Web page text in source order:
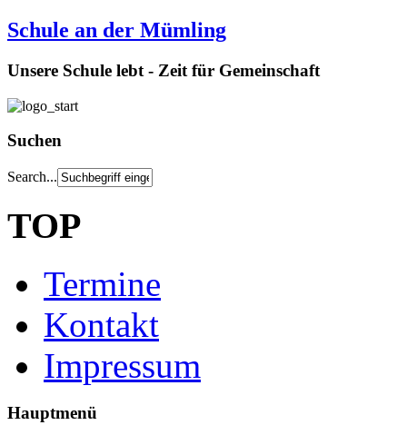
Schule an der Mümling
Unsere Schule lebt - Zeit für Gemeinschaft
Suchen
Search...
TOP
Termine
Kontakt
Impressum
Hauptmenü